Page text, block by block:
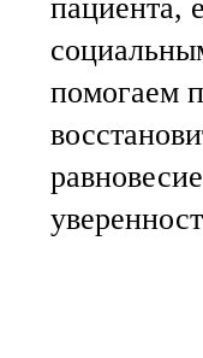
пациента,
помогаем